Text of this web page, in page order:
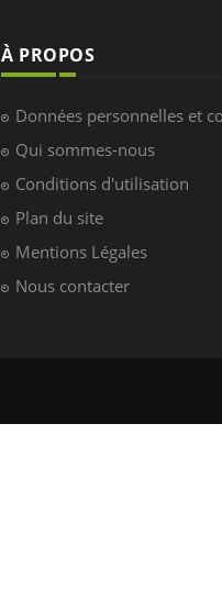
À PROPOS
Données personnelles et
Qui sommes-nous
Conditions d'utilisation
Plan du site
Mentions Légales
Nous contacter